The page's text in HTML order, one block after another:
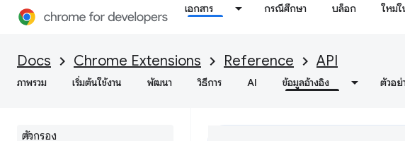
เอกสาร กรณีศึกษา บล็อก ใหม่
Docs Chrome Extensions Reference API
ภาพรวม เริ่มต้นใช้งาน พัฒนา วิธีการ AI ข้อมูลอ้างอิง ตัวอย่